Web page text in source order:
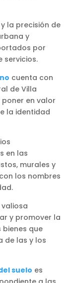
la precisión de
y
por
servicios.
cuenta con
de Villa
poner en valor
la identidad
en las
murales y
los nombres
y promover la
que
de las y los
suelo es